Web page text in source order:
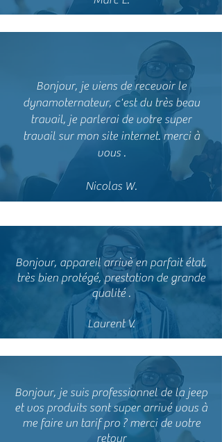
Bonjour, je viens de recevoir le
dynamoternateur, c'est du très beau
travail, je parlerai de votre super
travail sur mon site internet. merci à
vous .
Nicolas W.
Bonjour, appareil arrivè en parfait état,
très bien protégé, prestation de grande
qualité .
Laurent V.
Bonjour, je suis professionnel de la jeep
et vos produits sont super arrivé vous à
me faire un tarif pro ? merci de votre
retour